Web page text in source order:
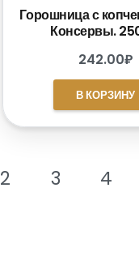
Горошница с
Консервы.
242.00₽
В КОРЗИНУ
2 3 4